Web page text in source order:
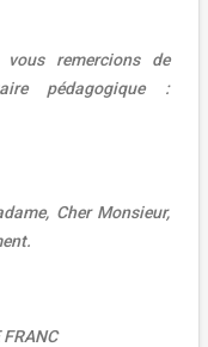
remercions de
pédagogique :
Cher Monsieur,